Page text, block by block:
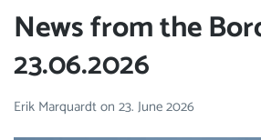
News from the
23.06.2026
Erik Marquardton 23. June 2026